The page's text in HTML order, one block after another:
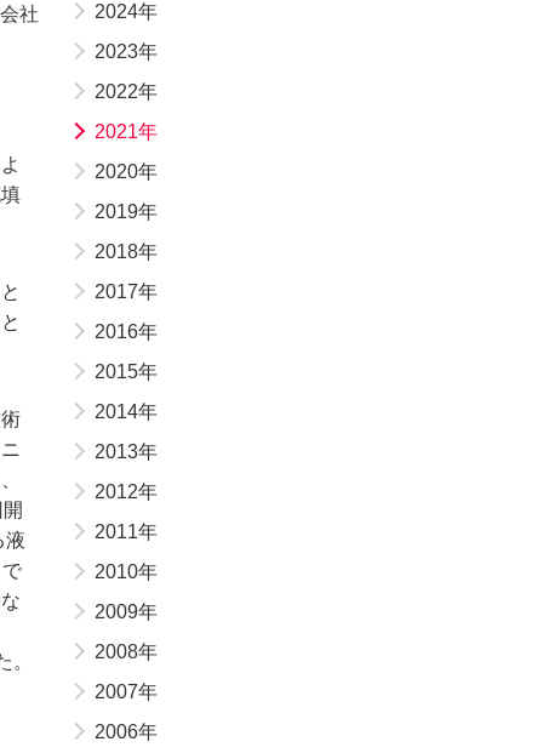
社
液
2024年
2023年
2022年
2021年
2020年
2019年
2018年
2017年
2016年
2015年
2014年
2013年
2012年
2011年
2010年
2009年
2008年
2007年
2006年